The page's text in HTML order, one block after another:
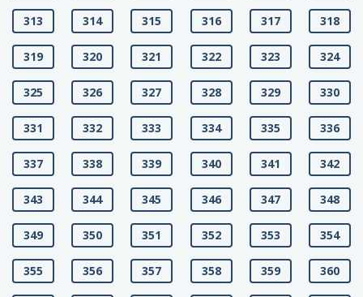
313 314 315 316 317 318
319 320 321 322 323 324
325 326 327 328 329 330
331 332 333 334 335 336
337 338 339 340 341 342
343 344 345 346 347 348
349 350 351 352 353 354
355 356 357 358 359 360